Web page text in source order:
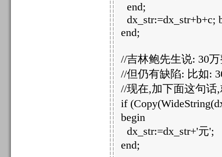
end;
dx_str:=dx_str+b+c;
end;
//吉林鲍先生说: 30
//但仍有缺陷: 比如:
//现在,加下面这句话
if
begin
dx_str:=dx_str+'元';
end;